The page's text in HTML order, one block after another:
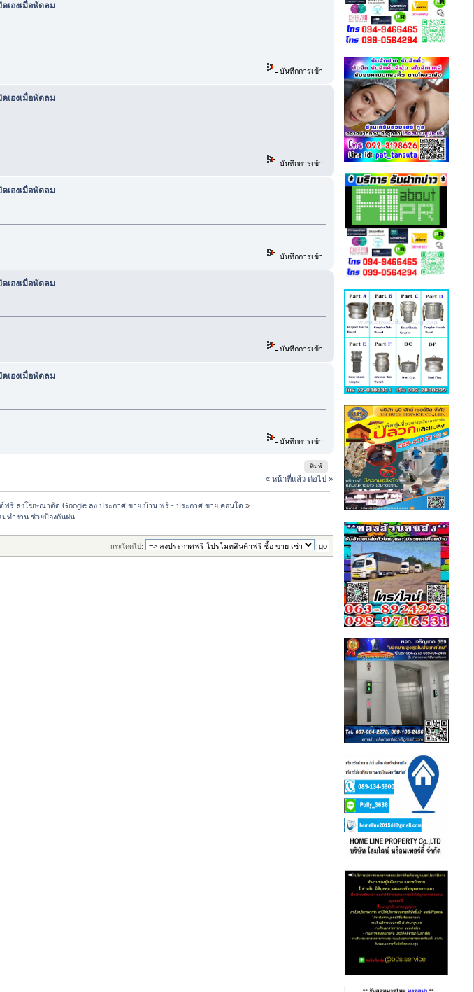
เองเมื่อพัดลม
บันทึกการเข้า
เองเมื่อพัดลม
บันทึกการเข้า
เองเมื่อพัดลม
บันทึกการเข้า
เองเมื่อพัดลม
บันทึกการเข้า
เองเมื่อพัดลม
บันทึกการเข้า
พิมพ์
« หน้าที่แล้ว ต่อไป »
รี ลงโฆษณาติด Google ลง ประกาศ ขาย บ้าน ฟรี - ประกาศ ขาย คอนโด »
ทำงาน ช่วยป้องกันฝน
กระโดดไป: